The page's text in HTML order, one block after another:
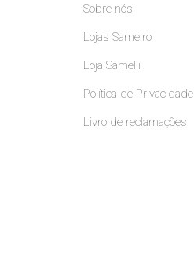
Sobre nós
Lojas Sameiro
Loja Samelli
Política de Privacidade
Livro de reclamações